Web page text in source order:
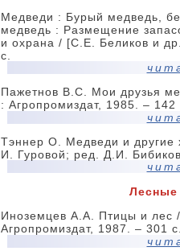
Медведи : Бурый медведь,
медведь : Размещение
и охрана / [С.Е. Беликов и
с.
Пажетнов В.С. Мои друзья
: Агропромиздат, 1985. – 142
Тэннер О. Медведи и другие
И. Гуровой; ред. Д.И.
Лесные
Иноземцев А.А. Птицы и
Агропромиздат, 1987. – 301 с.